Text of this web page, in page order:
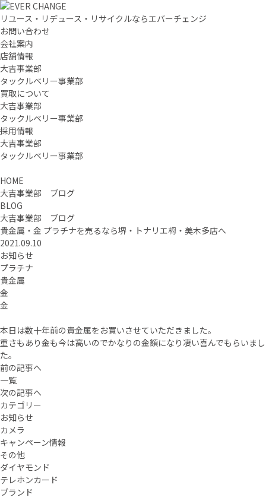
リユース・リデュース・リサイクルならエバーチェンジ
お問い合わせ
会社案内
店舗情報
大吉事業部
タックルベリー事業部
買取について
大吉事業部
タックルベリー事業部
採用情報
大吉事業部
タックルベリー事業部
HOME
大吉事業部 ブログ
BLOG
大吉事業部 ブログ
貴金属・金 プラチナを売るなら堺・トナリエ栂・美木多店へ
2021.09.10
お知らせ
プラチナ
貴金属
金
金
本日は数十年前の貴金属をお買いさせていただきました。
重さもあり金も今は高いのでかなりの金額になり凄い喜んでもらいまし
た。
前の記事へ
一覧
次の記事へ
カテゴリー
お知らせ
カメラ
キャンペーン情報
その他
ダイヤモンド
テレホンカード
ブランド